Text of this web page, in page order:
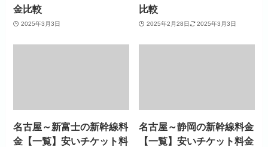
金比較
2025年3月3日
比較
2025年2月28日 2025年3月3日
名古屋～新富士の新幹線料
金【一覧】安いチケット料
名古屋～静岡の新幹線料金
【一覧】安いチケット料金